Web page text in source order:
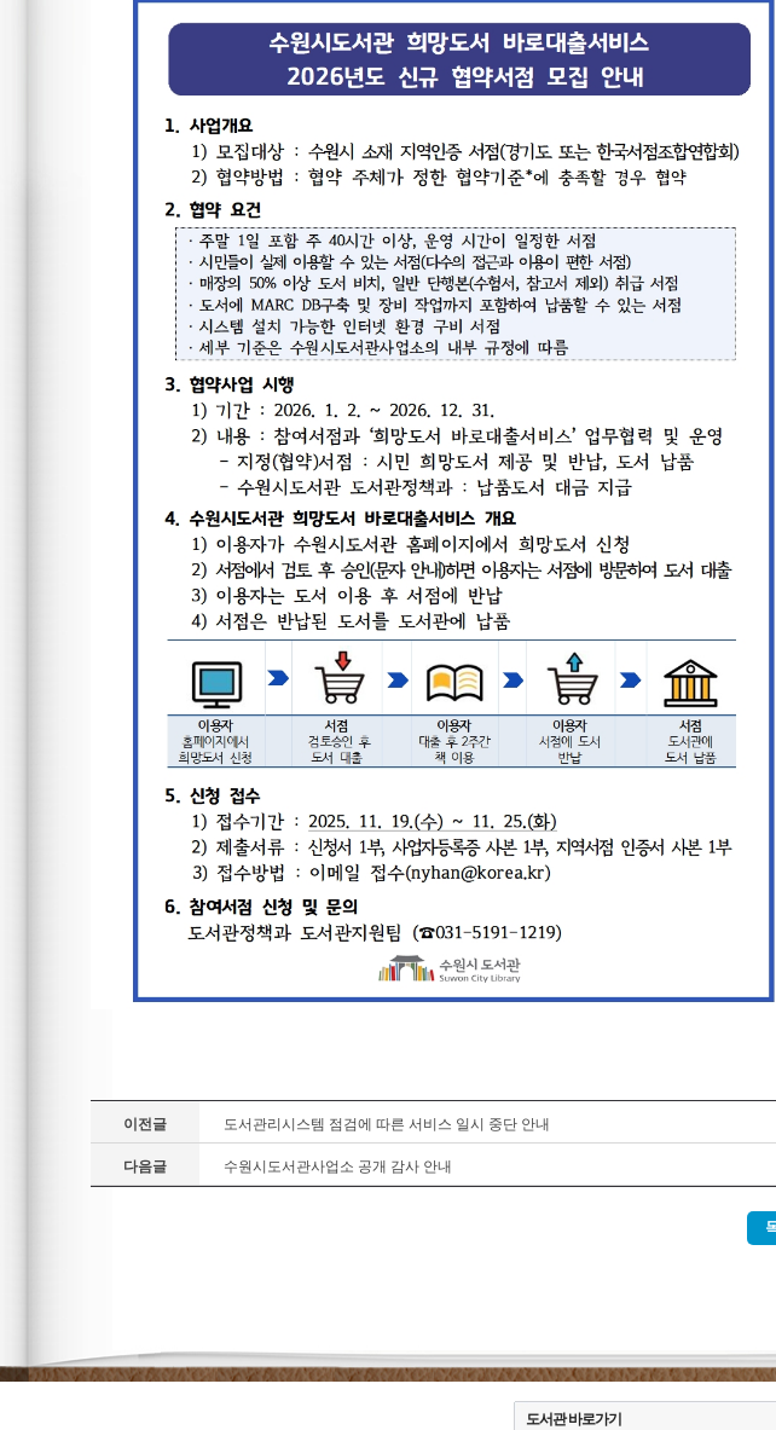
이전글 도서관리시스템 점검에 따른 서비스 일시 중단 안내
다음글 수원시도서관사업소 공개 감사 안내
도서관 바로가기